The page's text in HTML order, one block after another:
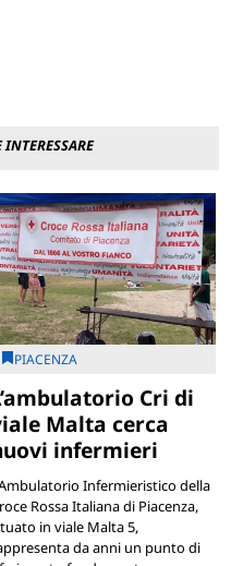
INTERESSARE
PIACENZA
Cri di
Malta cerca
infermieri
Infermieristico della
Rossa Italiana di Piacenza,
in viale Malta 5,
da anni un punto di